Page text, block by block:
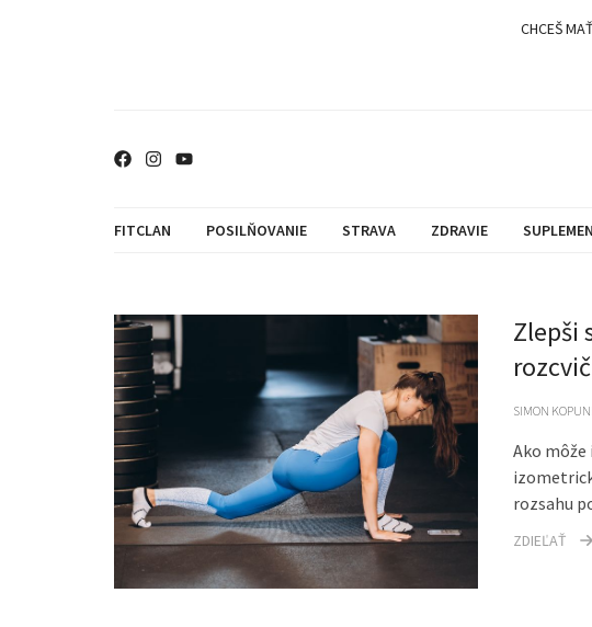
CHCEŠ
FITCLAN POSILŇOVANIE STRAVA ZDRAVIE
Zlepši
SIMON
Ako
rozsahu
ZDIEĽAŤ